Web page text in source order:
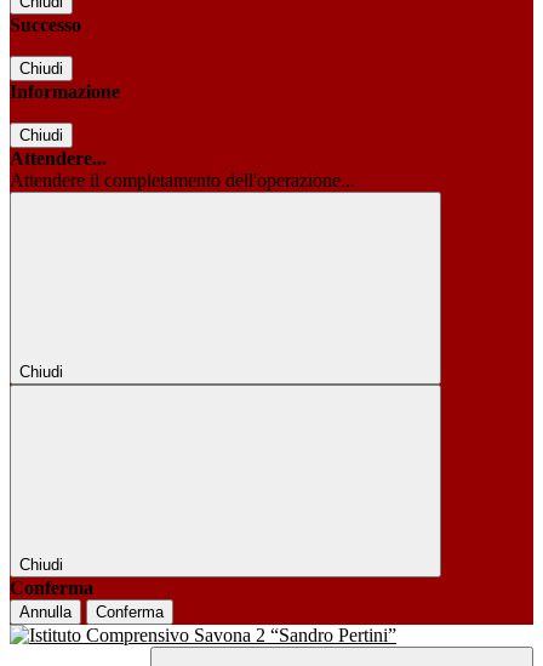
Successo
Chiudi
Informazione
Chiudi
Attendere...
Attendere il completamento dell'operazione...
Chiudi
Chiudi
Conferma
Annulla Conferma